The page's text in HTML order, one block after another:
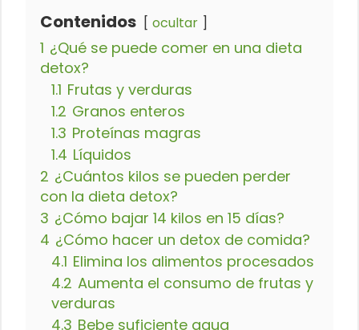
Contenidos ocultar
1 ¿Qué se puede comer en una dieta
detox?
1.1 Frutas y verduras
1.2 Granos enteros
1.3 Proteínas magras
1.4 Líquidos
2 ¿Cuántos kilos se pueden perder
con la dieta detox?
3 ¿Cómo bajar 14 kilos en 15 días?
4 ¿Cómo hacer un detox de comida?
4.1 Elimina los alimentos procesados
4.2 Aumenta el consumo de frutas y
verduras
4.3 Bebe suficiente agua